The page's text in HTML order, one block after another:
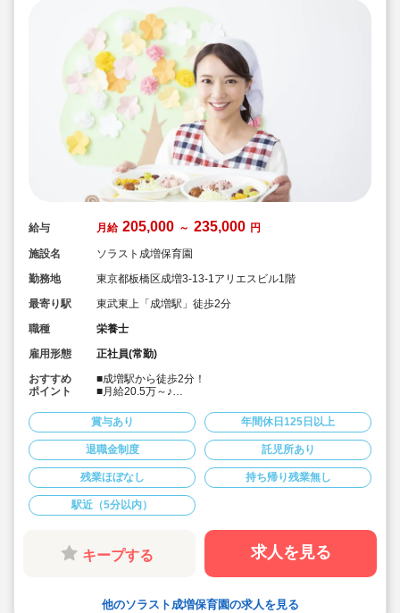
そして、雲母保育園の売りは何と言っても
『働いている職員みなさん』です！
給与 月給 205,000 ～ 235,000 円
施設名
ソラスト成増保育園
勤務地
東京都板橋区成増3-13-1アリエスビル1階
最寄り駅
東武東上「成増駅」徒歩2分
職種
栄養士
雇用形態
正社員(常勤)
おすすめ
ポイント
■成増駅から徒歩2分！
■月給20.5万～♪
■年間休日125日でプライベート充実！
■産休・育休取得率100％育休後復帰率100％以上！
■福利厚生充実♪
■充実した研修制度
賞与あり 年間休日125日以上
退職金制度 託児所あり
残業ほぼなし 持ち帰り残業無し
駅近（5分以内）
キープする 求人を見る
他のソラスト成増保育園の求人を見る